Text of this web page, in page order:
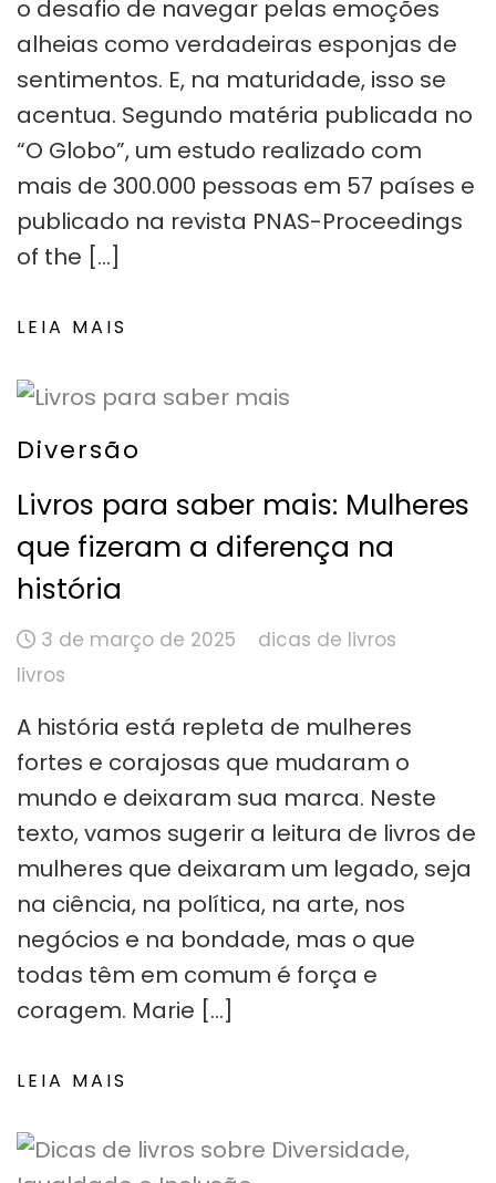
o desafio de navegar pelas emoções
alheias como verdadeiras esponjas de
sentimentos. E, na maturidade, isso se
acentua. Segundo matéria publicada no
“O Globo”, um estudo realizado com
mais de 300.000 pessoas em 57 países e
publicado na revista PNAS-Proceedings
of the […]
LEIA MAIS
Diversão
Livros para saber mais: Mulheres
que fizeram a diferença na
história
3 de março de 2025
dicas de livros
livros
A história está repleta de mulheres
fortes e corajosas que mudaram o
mundo e deixaram sua marca. Neste
texto, vamos sugerir a leitura de livros de
mulheres que deixaram um legado, seja
na ciência, na política, na arte, nos
negócios e na bondade, mas o que
todas têm em comum é força e
coragem. Marie […]
LEIA MAIS